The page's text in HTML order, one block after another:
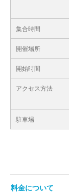
集合時間
開催場所
開始時間
アクセス方法
駐車場
料金について